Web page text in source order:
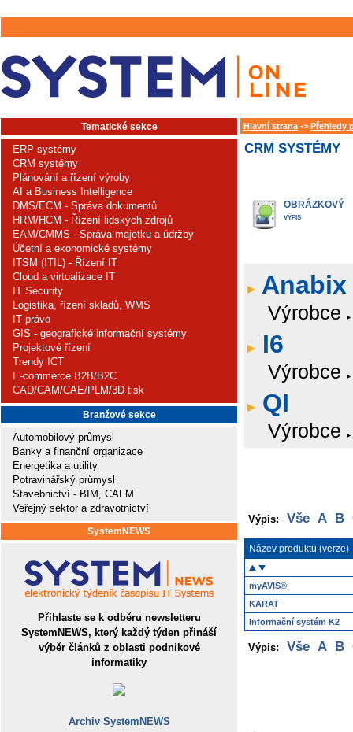
Tematické sekce
ERP systémy
CRM systémy
Plánování a řízení výroby
AI a Business Intelligence
DMS/ECM - Správa dokumentů
HRM/HCM - Řízení lidských zdrojů
EAM/CMMS - Správa majetku a údržby
Účetní a ekonomické systémy
ITSM (ITIL) - Řízení IT
Cloud a virtualizace IT
IT Security
Logistika, řízení skladů, WMS
IT právo
GIS - geografické informační systémy
Projektové řízení
Trendy ICT
E-commerce B2B/B2C
CAD/CAM/CAE/PLM/3D tisk
Branžové sekce
Automobilový průmysl
Banky a finanční organizace
Energetika a utility
Potravinářský průmysl
Stavebnictví - BIM, CAFM
Veřejný sektor a zdravotnictví
SystemNEWS
Přihlaste se k odběru newsletteru
SystemNEWS, který každý týden přináší
výběr článků z oblasti podnikové
informatiky
Archiv SystemNEWS
Hlavní strana -> Přehledy
CRM SYSTÉMY
OBRÁZKOVÝ
VÝPIS
Anabix
Výrobce
I6
Výrobce
QI
Výrobce
Výpis: Vše A B
Název produktu (verze)
myAVIS®
KARAT
Informační systém K2
Výpis: Vše A B